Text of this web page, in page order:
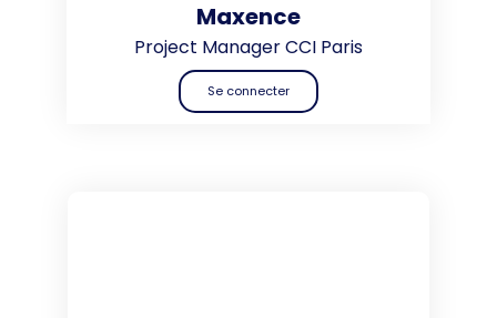
Maxence
Project Manager CCI Paris
Se connecter